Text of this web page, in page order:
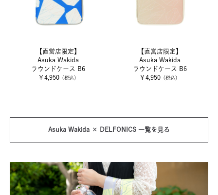
【直営店限定】
Asuka Wakida
ラウンドケース B6
￥4,950（税込）
【直営店限定】
Asuka Wakida
ラウンドケース B6
￥4,950 （税込）
Asuka Wakida × DELFONICS 一覧を見る